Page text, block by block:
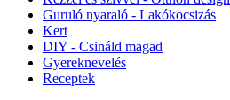
Guruló nyaraló - Lakókocsizás
Kert
DIY - Csináld magad
Gyereknevelés
Receptek